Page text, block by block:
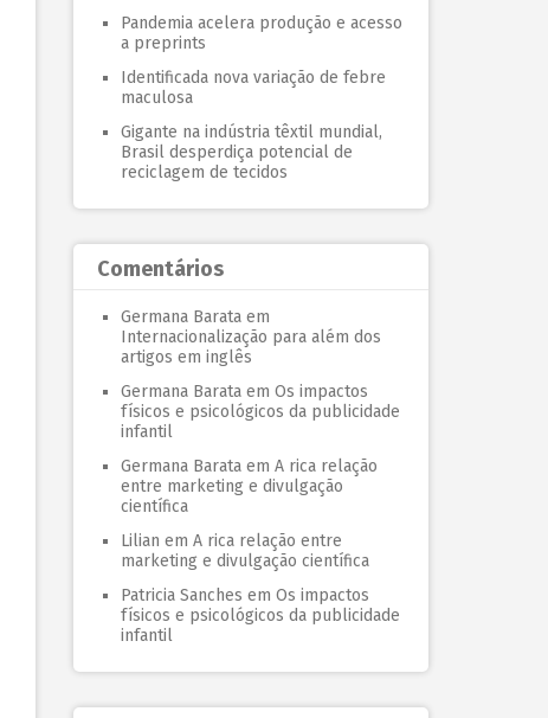
Pandemia acelera produção e acesso
a preprints
Identificada nova variação de febre
maculosa
Gigante na indústria têxtil mundial,
Brasil desperdiça potencial de
reciclagem de tecidos
Comentários
Germana Barata em
Internacionalização para além dos
artigos em inglês
Germana Barata em Os impactos
físicos e psicológicos da publicidade
infantil
Germana Barata em A rica relação
entre marketing e divulgação
científica
Lilian em A rica relação entre
marketing e divulgação científica
Patricia Sanches em Os impactos
físicos e psicológicos da publicidade
infantil